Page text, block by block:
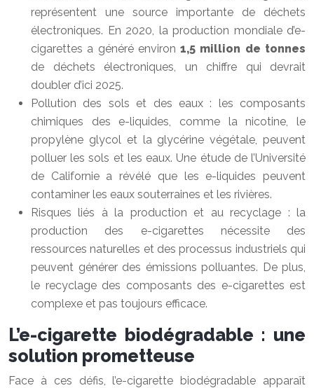
représentent une source importante de déchets
électroniques. En 2020, la production mondiale d’e-
cigarettes a généré environ1,5 million de tonnes
de déchets électroniques, un chiffre qui devrait
doubler d’ici 2025.
Pollution des sols et des eaux : les composants
chimiques des e-liquides, comme la nicotine, le
propylène glycol et la glycérine végétale, peuvent
polluer les sols et les eaux. Une étude de l’Université
de Californie a révélé que les e-liquides peuvent
contaminer les eaux souterraines et les rivières.
Risques liés à la production et au recyclage : la
production des e-cigarettes nécessite des
ressources naturelles et des processus industriels qui
peuvent générer des émissions polluantes. De plus,
le recyclage des composants des e-cigarettes est
complexe et pas toujours efficace.
L’e-cigarette biodégradable : une
solution prometteuse
Face à ces défis, l’e-cigarette biodégradable apparaît